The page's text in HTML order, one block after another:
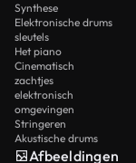
Synthese
Elektronische drums
sleutels
Het piano
Cinematisch
zachtjes
elektronisch
omgevingen
Stringeren
Akustische drums
Afbeeldingen